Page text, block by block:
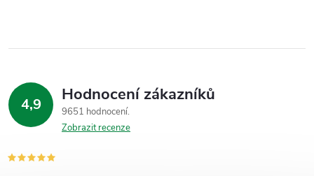
4,9 Hodnocení zákazníků
9651 hodnocení
Zobrazit recenze